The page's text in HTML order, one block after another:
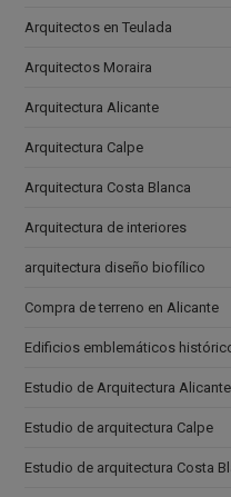
Arquitectos en Teulada
Arquitectos Moraira
Arquitectura Alicante
Arquitectura Calpe
Arquitectura Costa Blanca
Arquitectura de interiores
arquitectura diseño biofílico
Compra de terreno en Alicante
Edificios emblemáticos
Estudio de Arquitectura Alicante
Estudio de arquitectura Calpe
Estudio de arquitectura Costa